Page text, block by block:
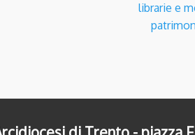
librarie e